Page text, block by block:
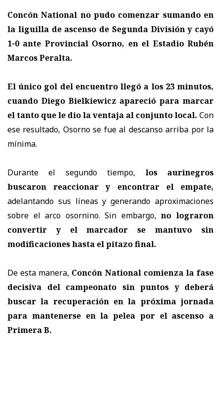
Concón National no pudo comenzar sumando en
la liguilla de ascenso de Segunda División y cayó
1-0 ante Provincial Osorno, en el Estadio Rubén
Marcos Peralta.
El único gol del encuentro llegó a los 23 minutos,
cuando Diego Bielkiewicz apareció para marcar
el tanto que le dio la ventaja al conjunto local. Con
ese resultado, Osorno se fue al descanso arriba por la
mínima.
Durante el segundo tiempo, los aurinegros
buscaron reaccionar y encontrar el empate,
adelantando sus líneas y generando aproximaciones
sobre el arco osornino. Sin embargo,no lograron
convertir y el marcador se mantuvo sin
modificaciones hasta el pitazo final.
De esta manera, Concón National comienza la fase
decisiva del campeonato sin puntos y deberá
buscar la recuperación en la próxima jornada
para mantenerse en la pelea por el ascenso a
Primera B.